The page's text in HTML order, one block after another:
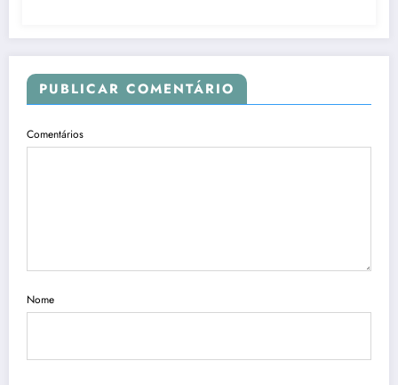
PUBLICAR COMENTÁRIO
Comentários
Nome